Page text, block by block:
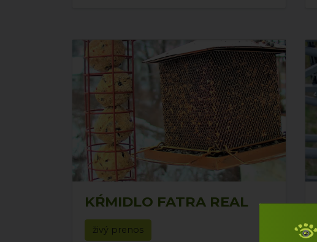
KŔMIDLO FATRA REAL
živý prenos